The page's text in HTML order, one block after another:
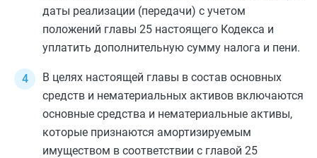
даты реализации (передачи) с учетом
положений главы 25 настоящего Кодекса и
уплатить дополнительную сумму налога и пени.
В целях настоящей главы в состав основных
средств и нематериальных активов включаются
основные средства и нематериальные активы,
которые признаются амортизируемым
имуществом в соответствии с главой 25